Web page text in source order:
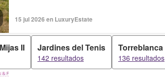
15 jul 2026 en LuxuryEstate
II Jardines del Tenis
142 resultados
Torreblanca
136 resultados